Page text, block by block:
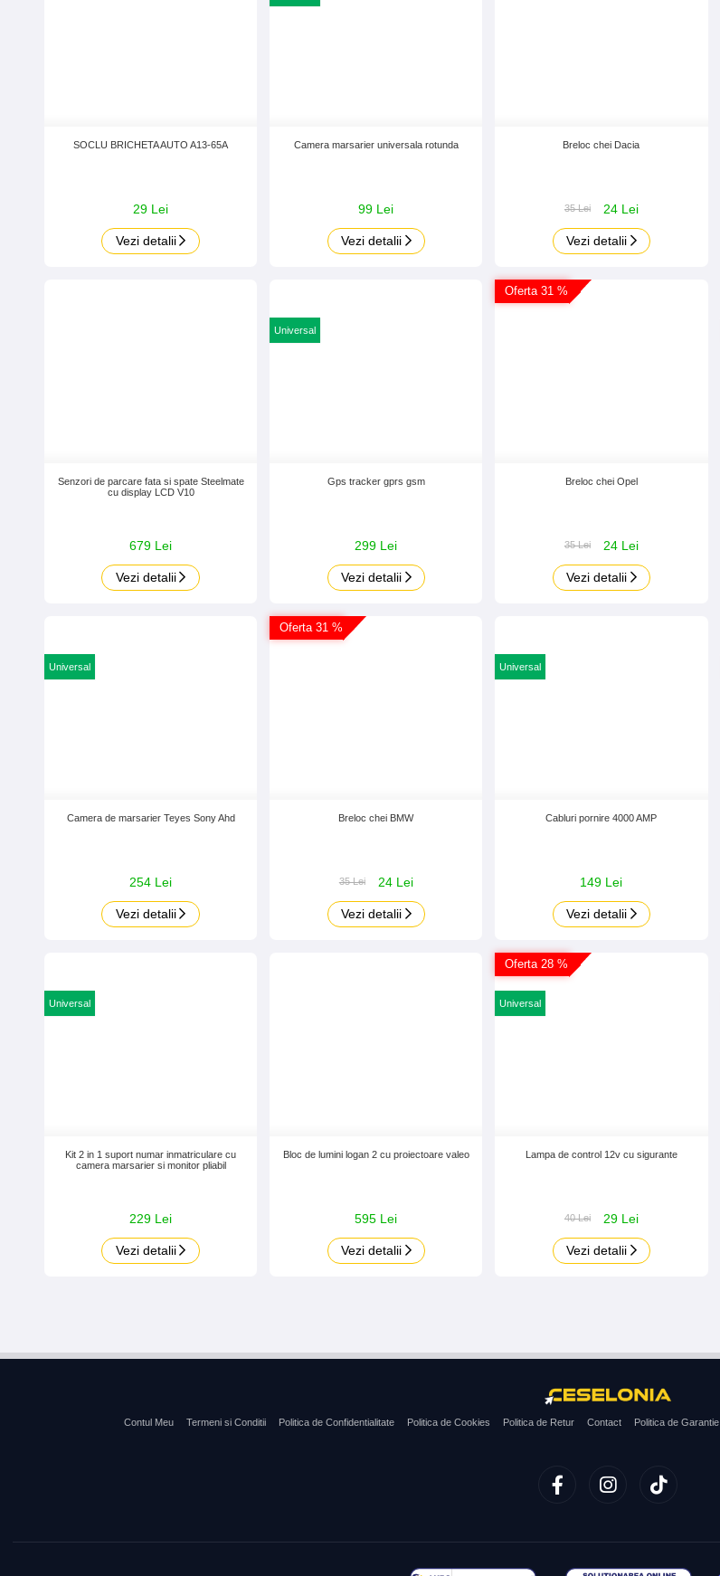
SOCLU BRICHETA AUTO A13-65A
29 Lei
Vezi detalii
Camera marsarier universala rotunda
99 Lei
Vezi detalii
Breloc chei Dacia
35 Lei 24 Lei
Vezi detalii
Senzori de parcare fata si spate Steelmate
cu display LCD V10
679 Lei
Vezi detalii
Universal
Gps tracker gprs gsm
299 Lei
Vezi detalii
Oferta 31 %
Breloc chei Opel
35 Lei 24 Lei
Vezi detalii
Universal
Camera de marsarier Teyes Sony Ahd
254 Lei
Vezi detalii
Oferta 31 %
Breloc chei BMW
35 Lei 24 Lei
Vezi detalii
Universal
Cabluri pornire 4000 AMP
149 Lei
Vezi detalii
Universal
Kit 2 in 1 suport numar inmatriculare cu
camera marsarier si monitor pliabil
229 Lei
Vezi detalii
Bloc de lumini logan 2 cu proiectoare valeo
595 Lei
Vezi detalii
Oferta 28 %
Universal
Lampa de control 12v cu sigurante
40 Lei 29 Lei
Vezi detalii
Contul Meu Termeni si Conditii Politica de Confidentialitate Politica de Cookies Politica de Retur Contact Politica de Garantie